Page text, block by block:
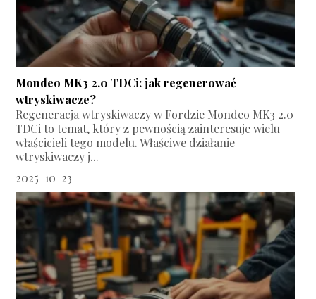
Mondeo MK3 2.0 TDCi: jak regenerować
wtryskiwacze?
Regeneracja wtryskiwaczy w Fordzie Mondeo MK3 2.0
TDCi to temat, który z pewnością zainteresuje wielu
właścicieli tego modelu. Właściwe działanie
wtryskiwaczy j...
2025-10-23